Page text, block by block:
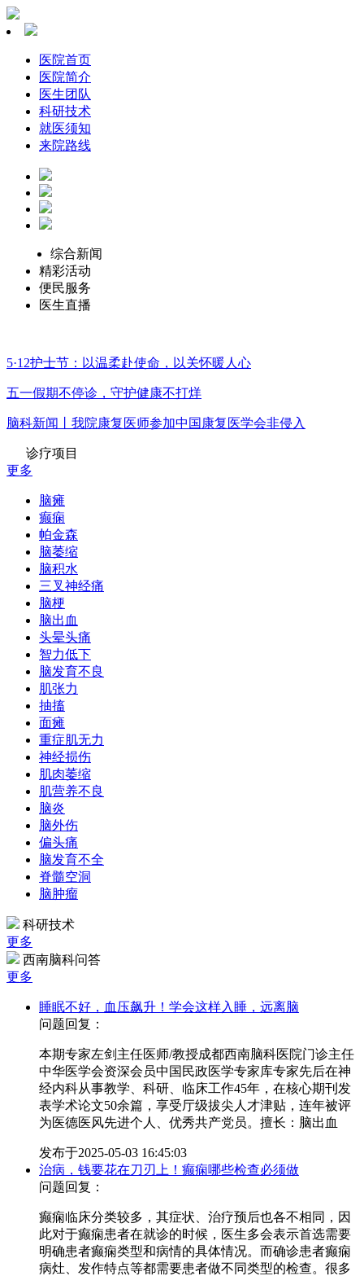
医院首页
医院简介
医生团队
科研技术
就医须知
来院路线
综合新闻
精彩活动
便民服务
医生直播
5·12护士节：以温柔赴使命，以关怀暖人心
五一假期不停诊，守护健康不打烊
脑科新闻丨我院康复医师参加中国康复医学会非侵入
诊疗项目
更多
脑瘫
癫痫
帕金森
脑萎缩
脑积水
三叉神经痛
脑梗
脑出血
头晕头痛
智力低下
脑发育不良
肌张力
抽搐
面瘫
重症肌无力
神经损伤
肌肉萎缩
肌营养不良
脑炎
脑外伤
偏头痛
脑发育不全
脊髓空洞
脑肿瘤
科研技术
更多
西南脑科问答
更多
睡眠不好，血压飙升！学会这样入睡，远离脑
问题回复：
本期专家左剑主任医师/教授成都西南脑科医院门诊主任
中华医学会资深会员中国民政医学专家库专家先后在神
经内科从事教学、科研、临床工作45年，在核心期刊发
表学术论文50余篇，享受厅级拔尖人才津贴，连年被评
为医德医风先进个人、优秀共产党员。擅长：脑出血
发布于2025-05-03 16:45:03
治病，钱要花在刀刃上！癫痫哪些检查必须做
问题回复：
癫痫临床分类较多，其症状、治疗预后也各不相同，因
此对于癫痫患者在就诊的时候，医生多会表示首选需要
明确患者癫痫类型和病情的具体情况。而确诊患者癫痫
病灶、发作特点等都需要患者做不同类型的检查。很多